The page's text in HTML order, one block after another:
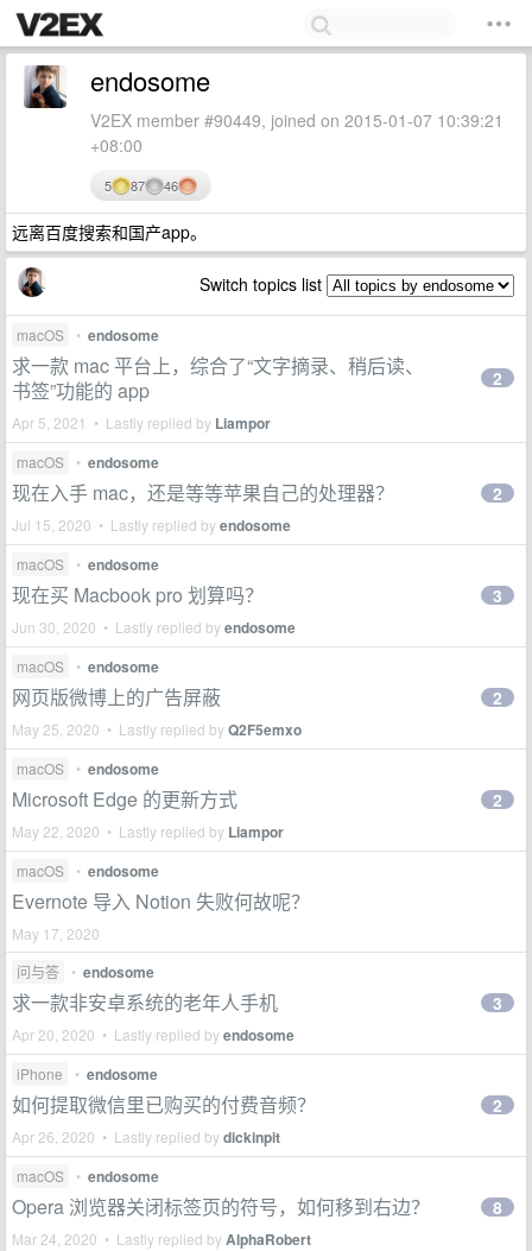
endosome
V2EX member #90449, joined on 2015-01-07 10:39:21
+08:00
5 87 46
远离百度搜索和国产app。
Switch topics list
macOS • endosome
求一款 mac 平台上，综合了“文字摘录、稍后读、
书签”功能的 app
Apr 5, 2021 • Lastly replied by Liampor
2
macOS • endosome
现在入手 mac，还是等等苹果自己的处理器？
Jul 15, 2020 • Lastly replied byendosome
2
macOS • endosome
现在买 Macbook pro 划算吗？
Jun 30, 2020 • Lastly replied byendosome
3
macOS • endosome
网页版微博上的广告屏蔽
May 25, 2020 • Lastly replied byQ2F5emxo
2
macOS • endosome
Microsoft Edge 的更新方式
May 22, 2020 • Lastly replied by Liampor
2
macOS • endosome
Evernote 导入 Notion 失败何故呢？
May 17, 2020
问与答
• endosome
求一款非安卓系统的老年人手机
Apr 20, 2020 • Lastly replied byendosome
3
iPhone • endosome
如何提取微信里已购买的付费音频？
Apr 26, 2020 • Lastly replied bydickinpit
2
macOS • endosome
Opera 浏览器关闭标签页的符号，如何移到右边？
Mar 24, 2020 • Lastly replied byAlphaRobert
8